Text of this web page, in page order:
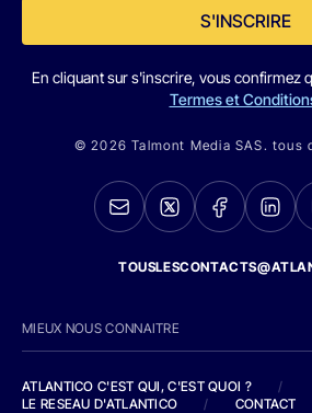
S'INSCRIRE
En cliquant sur s'inscrire, vous confirmez
Termes et
© 2026 Talmont Media SAS. tous
MIEUX NOUS CONNAITRE
ATLANTICO C'EST QUI, C'EST QUOI ?
/
LE RESEAU D'ATLANTICO
/ CONTACT